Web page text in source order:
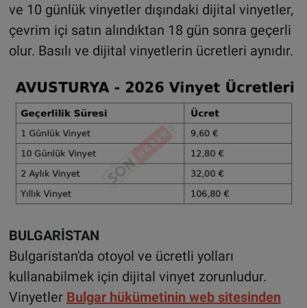
ve 10 günlük vinyetler dışındaki dijital vinyetler,
çevrim içi satın alındıktan 18 gün sonra geçerli
olur. Basılı ve dijital vinyetlerin ücretleri aynıdır.
BULGARİSTAN
Bulgaristan'da otoyol ve ücretli yolları
kullanabilmek için dijital vinyet zorunludur.
Vinyetler Bulgar hükümetinin web sitesinden